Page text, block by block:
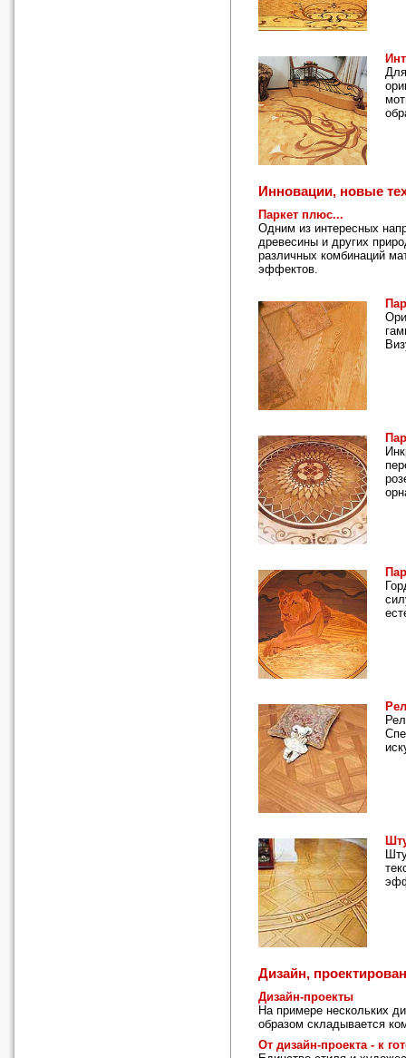
Инновации, новые
Паркет плюс...
Одним из интересных
древесины и других
различных комбинаций
эффектов.
Дизайн,
Дизайн-проекты
На примере нескольких
образом складывается
От дизайн-проекта - к